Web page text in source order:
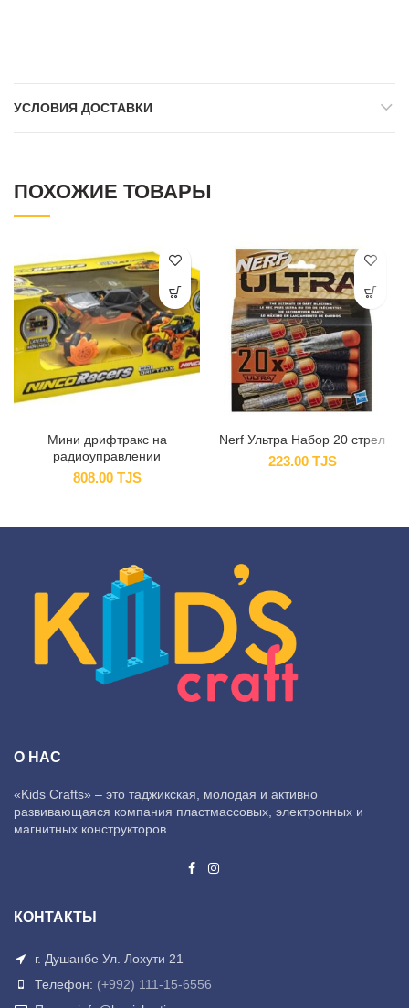
УСЛОВИЯ ДОСТАВКИ
ПОХОЖИЕ ТОВАРЫ
Мини дрифтракс на
радиоуправлении
808.00 TJS
Nerf Ультра Набор 20 стрел
223.00 TJS
О НАС
«Kids Crafts» – это таджикская, молодая и активно
развивающаяся компания пластмассовых, электронных и
магнитных конструкторов.
КОНТАКТЫ
г. Душанбе Ул. Лохути 21
Телефон: (+992) 111-15-6556